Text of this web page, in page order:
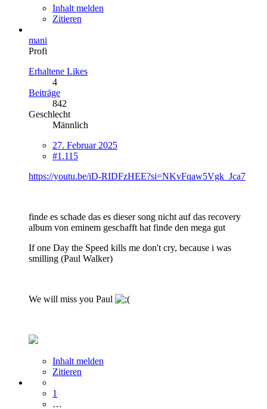
Inhalt melden
Zitieren
mani
Profi
Erhaltene Likes
4
Beiträge
842
Geschlecht
Männlich
27. Februar 2025
#1.115
https://youtu.be/iD-RIDFzHEE?si=NKvFqaw5Vgk_Jca7
finde es schade das es dieser song nicht auf das recovery
album von eminem geschafft hat finde den mega gut
If one Day the Speed kills me don't cry, because i was
smilling (Paul Walker)
We will miss you Paul
Inhalt melden
Zitieren
1
…